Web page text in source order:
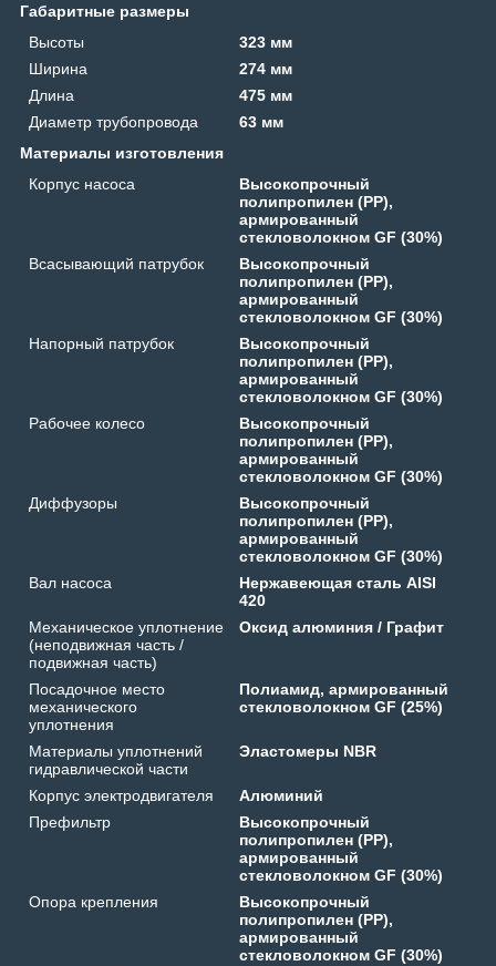
Габаритные размеры
Высоты
323 мм
Ширина
274 мм
Длина
475 мм
Диаметр трубопровода
63 мм
Материалы изготовления
Корпус насоса
Высокопрочный
полипропилен (PP),
армированный
стекловолокном GF (30%)
Всасывающий патрубок
Высокопрочный
полипропилен (PP),
армированный
стекловолокном GF (30%)
Напорный патрубок
Высокопрочный
полипропилен (PP),
армированный
стекловолокном GF (30%)
Рабочее колесо
Высокопрочный
полипропилен (PP),
армированный
стекловолокном GF (30%)
Диффузоры
Высокопрочный
полипропилен (PP),
армированный
стекловолокном GF (30%)
Вал насоса
Нержавеющая сталь AISI
420
Механическое уплотнение
(неподвижная часть /
подвижная часть)
Оксид алюминия / Графит
Посадочное место
механического
уплотнения
Полиамид, армированный
стекловолокном GF (25%)
Материалы уплотнений
гидравлической части
Эластомеры NBR
Корпус электродвигателя
Алюминий
Префильтр
Высокопрочный
полипропилен (PP),
армированный
стекловолокном GF (30%)
Опора крепления
Высокопрочный
полипропилен (PP),
армированный
стекловолокном GF (30%)